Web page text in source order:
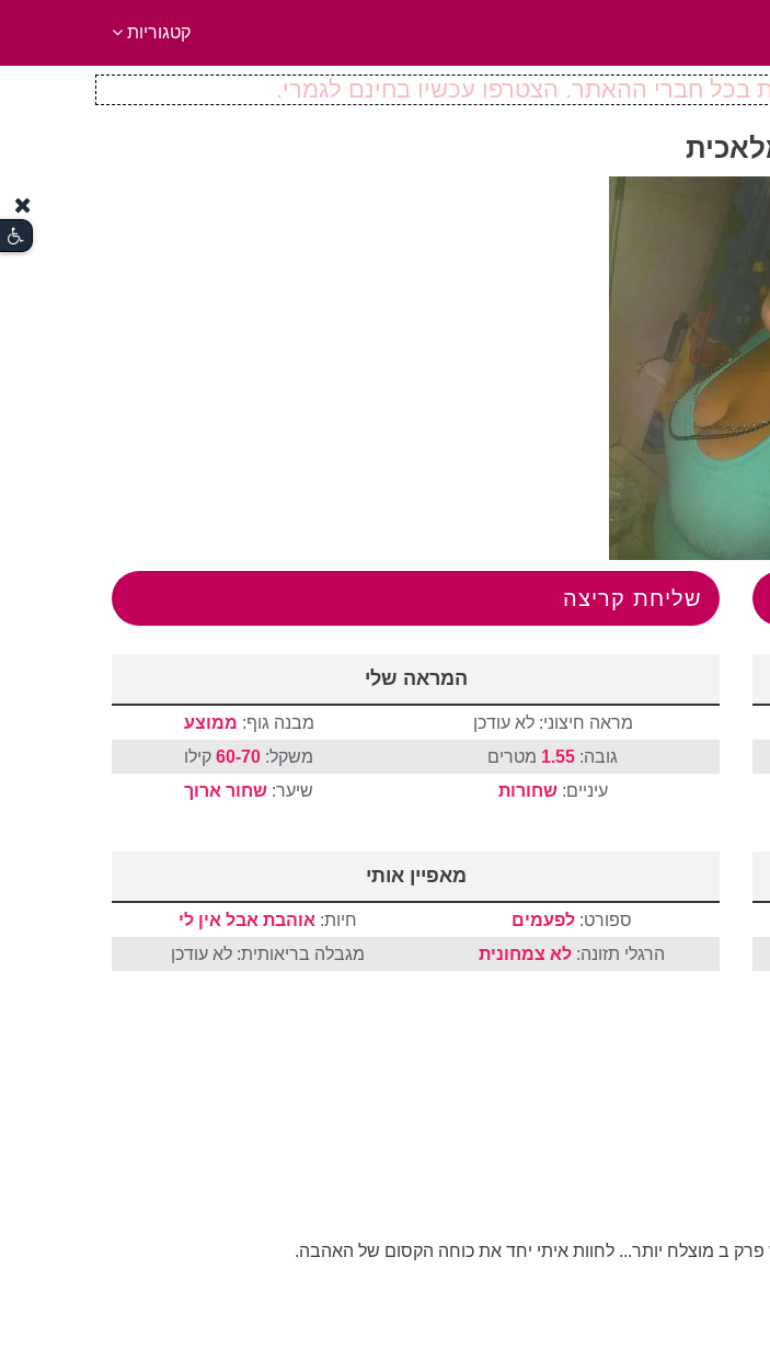
קטגוריות
בכל חברי ההאתר. הצטרפו עכשיו בחינם לגמרי.
שליחת קריצה
המראה שלי
מראה חיצוני: לא עודכן מבנה גוף: ממוצע
גובה: 1.55 מטרים משקל: 60-70 קילו
עיניים:שחורות שיער: שחור ארוך
מאפיין אותי
ספורט:לפעמים חיות: אוהבת אבל אין לי
הרגלי תזונה:לא צמחונית מגבלה בריאותית: לא עודכן
ב מוצלח יותר... לחוות איתי יחד את כוחה הקסום של האהבה.